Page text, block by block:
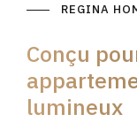
REGINA
Conçu
lumineux